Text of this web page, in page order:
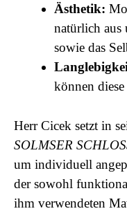
Ästhetik:
natürlich aus
sowie das
können
Herr Cicek setzt in
SOLMSER
um individuell
der sowohl
ihm verwendeten